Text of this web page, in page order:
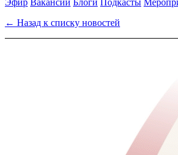
← Назад к списку новостей